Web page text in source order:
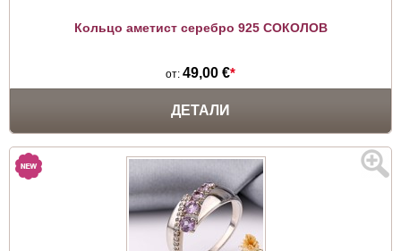
Кольцо аметист серебро 925 СОКОЛОВ
от: 49,00 €*
ДЕТАЛИ